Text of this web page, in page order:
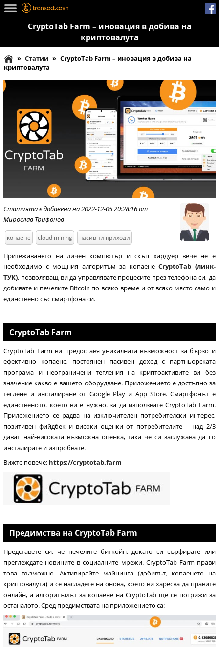
CryptoTab Farm – иновация в добива на
криптовалута
» Статии » CryptoTab Farm – иновация в добива на
криптовалута
Статията е добавена на 2022-12-05 20:28:16 от
Мирослав Трифонов
копаене cloud mining пасивни приходи
Притежаването на личен компютър и скъп хардуер вече не е
необходимо с мощния алгоритъм за копаенеCryptoTab (линк-
ТУК), позволяващ ви да управлявате процесите през телефона си, да
добивате и печелите Bitcoin по всяко време и от всяко място само и
единствено със смартфона си.
CryptoTab Farm
CryptoTab Farm ви предоставя уникалната възможност за бързо и
ефективно копаене, постоянен пасивен доход с партньорската
програма и неограничени тегления на криптоактивите ви без
значение какво е вашето оборудване. Приложението е достъпно за
теглене и инсталиране от Google Play и App Store. Смартфонът е
единственото, което ви е нужно, за да използвате CryptoTab Farm.
Приложението се радва на изключителен потребителски интерес,
позитивен фийдбек и високи оценки от потребителите – над 2/3
дават най-високата възможна оценка, така че си заслужава да го
инсталирате и изпробвате.
Вижте повече: https://cryptotab.farm
Предимства на CryptoTab Farm
Представете си, че печелите биткойн, докато си сърфирате или
преглеждате новините в социалните мрежи. CryptoTab Farm прави
това възможно. Активирайте майнинга (добивът, копаенето на
криптовалута) и се насладете на онова, което ви харесва да правите
онлайн, а алгоритъмът за копаене на CryptoTab ще се погрижи за
останалото. Сред предимствата на приложението са: